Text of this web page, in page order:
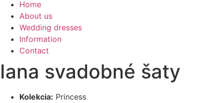
Home
About us
Wedding dresses
Information
Contact
Iana svadobné šaty
Kolekcia: Princess